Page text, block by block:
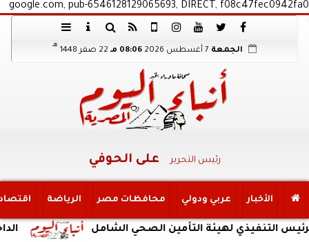
google.com, pub-6546128129065693, DIRECT, f08c47fec0942fa0
الجمعة 08:06 مـ 22 صفر 1448
هـ
رئيس التحرير على الحوفي
الأخبار عربي ودولي محافظات مصر الرياضة
الداخلية: لهيئة التأمين الصحي الشامل